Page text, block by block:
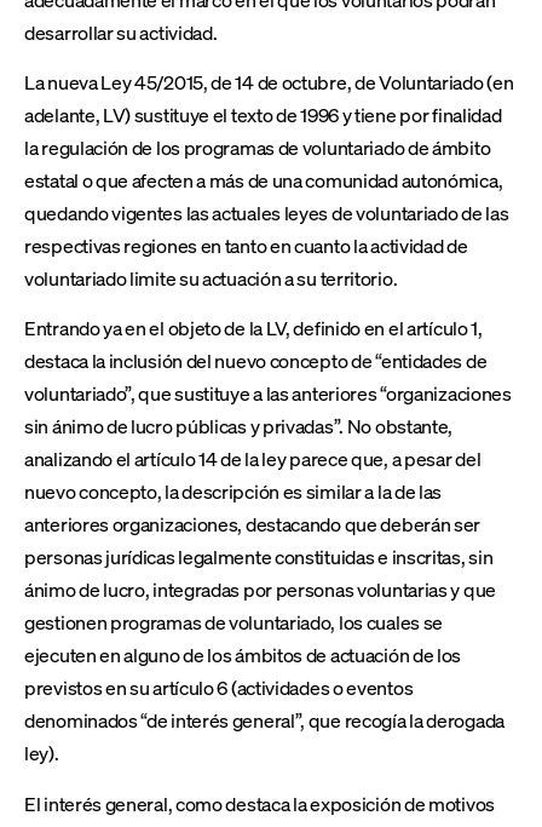
desarrollar su actividad.
La nueva Ley 45/2015, de 14 de octubre, de Voluntariado (en
adelante, LV) sustituye el texto de 1996 y tiene por finalidad
la regulación de los programas de voluntariado de ámbito
estatal o que afecten a más de una comunidad autonómica,
quedando vigentes las actuales leyes de voluntariado de las
respectivas regiones en tanto en cuanto la actividad de
voluntariado limite su actuación a su territorio.
Entrando ya en el objeto de la LV, definido en el artículo 1,
destaca la inclusión del nuevo concepto de “entidades de
voluntariado”, que sustituye a las anteriores “organizaciones
sin ánimo de lucro públicas y privadas”. No obstante,
analizando el artículo 14 de la ley parece que, a pesar del
nuevo concepto, la descripción es similar a la de las
anteriores organizaciones, destacando que deberán ser
personas jurídicas legalmente constituidas e inscritas, sin
ánimo de lucro, integradas por personas voluntarias y que
gestionen programas de voluntariado, los cuales se
ejecuten en alguno de los ámbitos de actuación de los
previstos en su artículo 6 (actividades o eventos
denominados “de interés general”, que recogía la derogada
ley).
El interés general, como destaca la exposición de motivos